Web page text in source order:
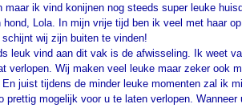
maar ik vind konijnen nog steeds super leuke
hond, Lola. In mijn vrije tijd ben ik veel met haar
wij zijn buiten te vinden!
leuk vind aan dit vak is de afwisseling. Ik weet
verlopen. Wij maken veel leuke maar zeker ook
juist tijdens de minder leuke momenten zal ik
prettig mogelijk voor u te laten verlopen. Wanneer